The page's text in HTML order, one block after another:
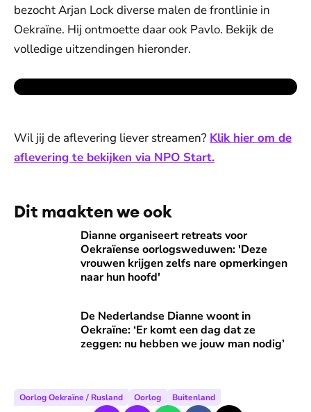
bezocht Arjan Lock diverse malen de frontlinie in
Oekraïne. Hij ontmoette daar ook Pavlo. Bekijk de
volledige uitzendingen hieronder.
Wil jij de aflevering liever streamen? Klik hier om de
aflevering te bekijken via NPO Start.
Dit maakten we ook
Dianne organiseert retreats voor
Oekraïense oorlogsweduwen: 'Deze
vrouwen krijgen zelfs nare opmerkingen
naar hun hoofd'
Dianne organiseert retreats voor Oekraïense
De Nederlandse Dianne woont in
Oekraïne: ‘Er komt een dag dat ze
zeggen: nu hebben we jouw man nodig’
De Nederlandse Dianne woont in Oekraïne: ‘Er komt een
Oorlog Oekraïne / Rusland Oorlog Buitenland